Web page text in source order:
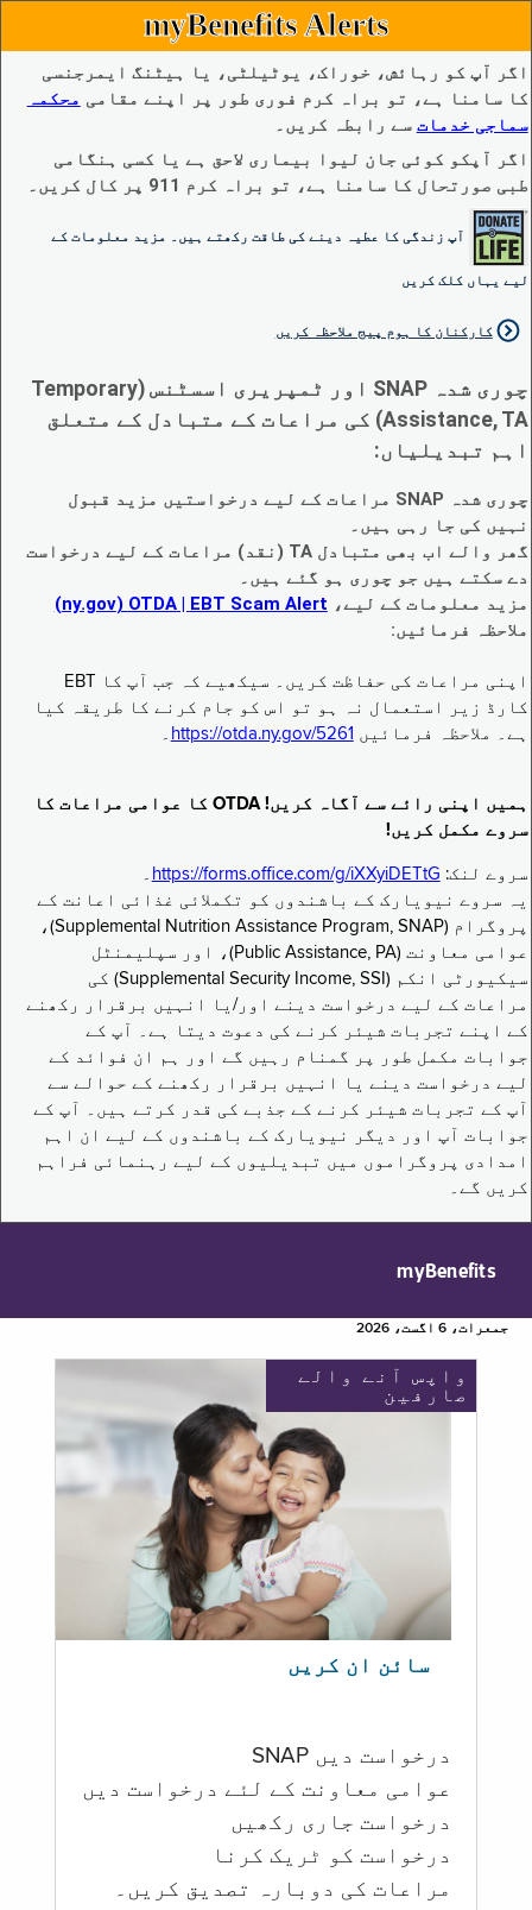
myBenefits Alerts
اگر آپ کو رہائش، خوراک، یوٹیلٹی، یا ہیٹنگ ایمرجنسی
کا سامنا ہے، تو براہ کرم فوری طور پر اپنے مقامی محکمہ
سماجی خدمات سے رابطہ کریں۔
اگر آپکو کوئی جان لیوا بیماری لاحق ہے یا کسی ہنگامی
طبی صورتحال کا سامنا ہے، تو براہ کرم 911 پر کال کریں۔
آپ زندگی کا عطیہ دینے کی طاقت رکھتے ہیں۔ مزید معلومات کے
لیے یہاں کلک کریں
کارکنان کا ہوم پیج ملاحظہ کریں
چوری شدہ SNAP اور ٹمپریری اسسٹنس (Temporary
Assistance, TA) کی مراعات کے متبادل کے متعلق
اہم تبدیلیاں:
چوری شدہ SNAP مراعات کے لیے درخواستیں مزید قبول
نہیں کی جا رہی ہیں۔
گھر والے اب بھی متبادل TA (نقد) مراعات کے لیے درخواست
دے سکتے ہیں جو چوری ہو گئے ہیں۔
مزید معلومات کے لیے، EBT Scam Alert ‏| OTDA ‏(ny.gov)
ملاحظہ فرمائیں:
اپنی مراعات کی حفاظت کریں۔ سیکھیے کہ جب آپ کا EBT
کارڈ زیر استعمال نہ ہو تو اس کو جام کرنے کا طریقہ کیا
ہے۔ ملاحظہ فرمائیں https://otda.ny.gov/5261 ۔
ہمیں اپنی رائے سے آگاہ کریں! OTDA کا عوامی مراعات کا
سروے مکمل کریں!
سروے لنک: https://forms.office.com/g/iXXyiDETtG ۔
یہ سروے نیویارک کے باشندوں کو تکملائی غذائی اعانت کے
پروگرام (Supplemental Nutrition Assistance Program, SNAP)،
عوامی معاونت (Public Assistance, PA)، اور سپلیمنٹل
سیکیورٹی انکم (Supplemental Security Income, SSI) کی
مراعات کے لیے درخواست دینے اور/یا انہیں برقرار رکھنے
کے اپنے تجربات شیئر کرنے کی دعوت دیتا ہے۔ آپ کے
جوابات مکمل طور پر گمنام رہیں گے اور ہم ان فوائد کے
لیے درخواست دینے یا انہیں برقرار رکھنے کے حوالے سے
آپ کے تجربات شیئر کرنے کے جذبے کی قدر کرتے ہیں۔ آپ کے
جوابات آپ اور دیگر نیویارک کے باشندوں کے لیے ان اہم
امدادی پروگراموں میں تبدیلیوں کے لیے رہنمائی فراہم
کریں گے۔
myBenefits
جمعرات، 6 اگست، 2026
واپس آنے والے
صارفین
سائن ان کریں
درخواست دیں SNAP
عوامی معاونت کے لئے درخواست دیں
درخواست جاری رکھیں
درخواست کو ٹریک کرنا
مراعات کی دوبارہ تصدیق کریں۔